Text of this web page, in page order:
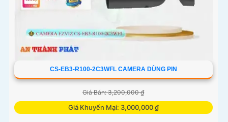
CS-EB3-R100-2C3WFL CAMERA DÙNG PIN
Giá Bán: 3,200,000 ₫
Giá Khuyến Mại: 3,000,000 ₫